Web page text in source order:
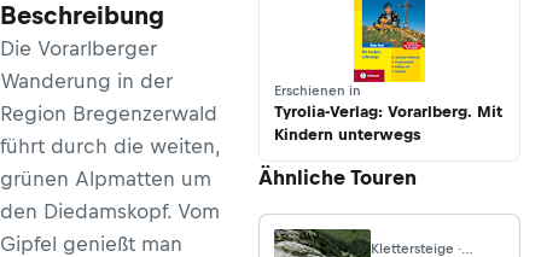
Beschreibung
Die Vorarlberger
Wanderung in der
Region Bregenzerwald
führt durch die weiten,
grünen Alpmatten um
den Diedamskopf. Vom
Gipfel genießt man
Erschienen in
Tyrolia-Verlag: Vorarlberg. Mit
Kindern unterwegs
Ähnliche Touren
Klettersteige ·